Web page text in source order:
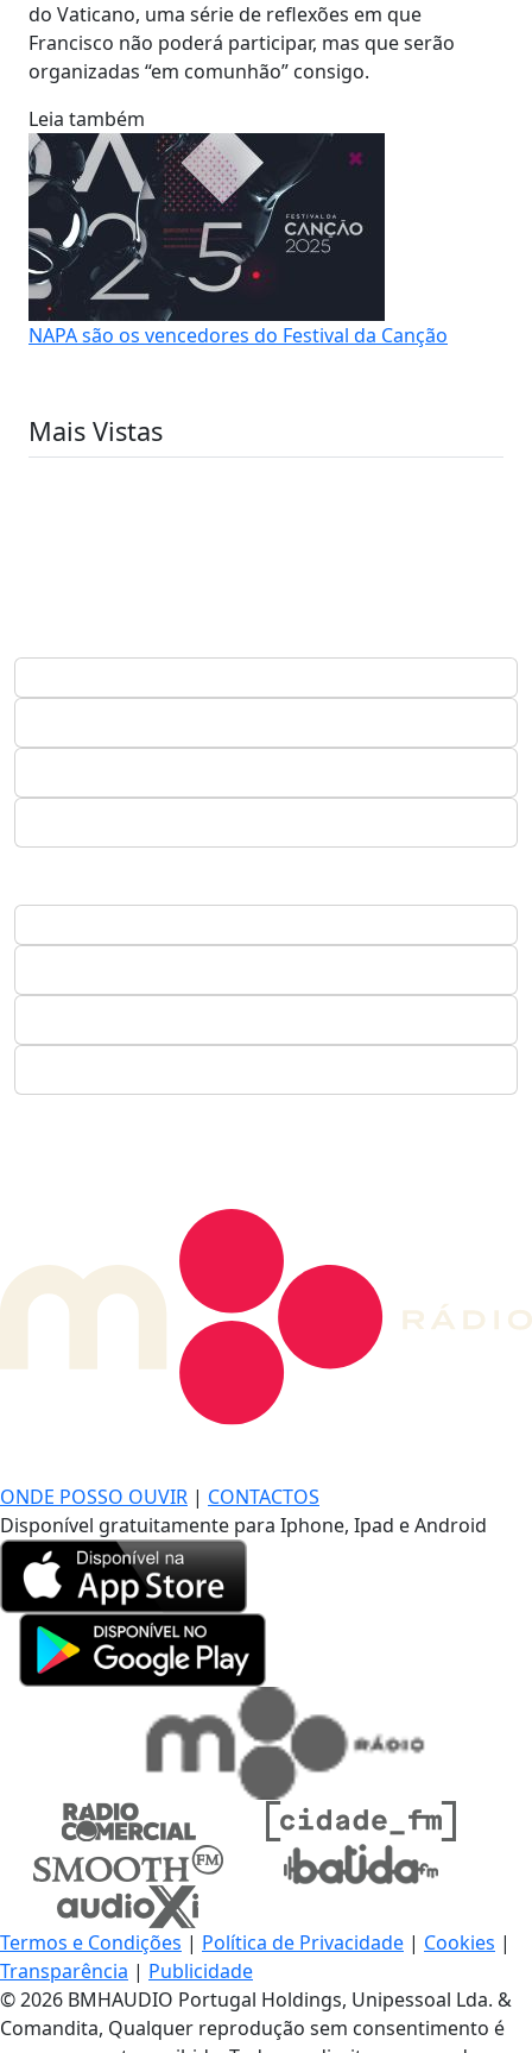
do Vaticano, uma série de reflexões em que
Francisco não poderá participar, mas que serão
organizadas “em comunhão” consigo.
Leia também
NAPA são os vencedores do Festival da Canção
Mais Vistas
ONDE POSSO OUVIR | CONTACTOS
Disponível gratuitamente para Iphone, Ipad e Android
Termos e Condições | Política de Privacidade | Cookies |
Transparência | Publicidade
© 2026 BMHAUDIO Portugal Holdings, Unipessoal Lda. &
Comandita, Qualquer reprodução sem consentimento é